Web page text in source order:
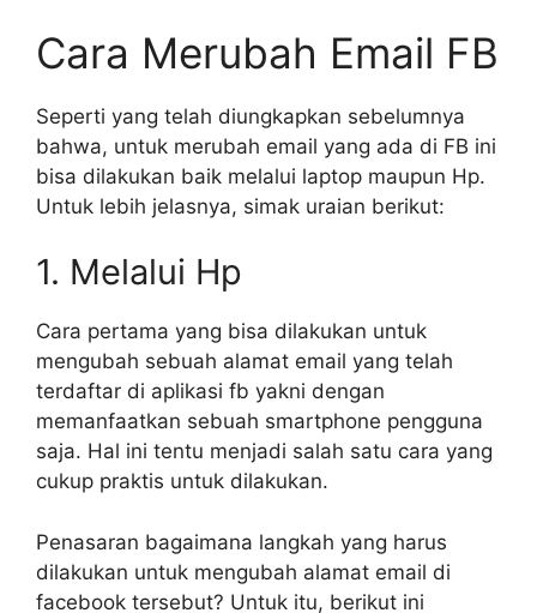
Cara Merubah Email FB
Seperti yang telah diungkapkan sebelumnya
bahwa, untuk merubah email yang ada di FB ini
bisa dilakukan baik melalui laptop maupun Hp.
Untuk lebih jelasnya, simak uraian berikut:
1. Melalui Hp
Cara pertama yang bisa dilakukan untuk
mengubah sebuah alamat email yang telah
terdaftar di aplikasi fb yakni dengan
memanfaatkan sebuah smartphone pengguna
saja. Hal ini tentu menjadi salah satu cara yang
cukup praktis untuk dilakukan.
Penasaran bagaimana langkah yang harus
dilakukan untuk mengubah alamat email di
facebook tersebut? Untuk itu, berikut ini